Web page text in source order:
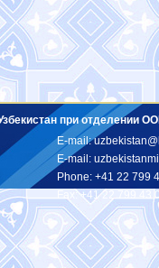
при отделении
E-mail:
E-mail:
Phone: +41 22 799
Fax: +41 22 799 43